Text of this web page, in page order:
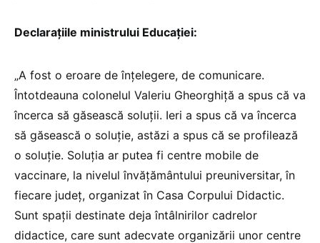
Declarațiile ministrului Educației:
„A fost o eroare de înțelegere, de comunicare.
Întotdeauna colonelul Valeriu Gheorghiță a spus că va
încerca să găsească soluții. Ieri a spus că va încerca
să găsească o soluție, astăzi a spus că se profilează
o soluție. Soluția ar putea fi centre mobile de
vaccinare, la nivelul învățământului preuniversitar, în
fiecare județ, organizat în Casa Corpului Didactic.
Sunt spații destinate deja întâlnirilor cadrelor
didactice, care sunt adecvate organizării unor centre